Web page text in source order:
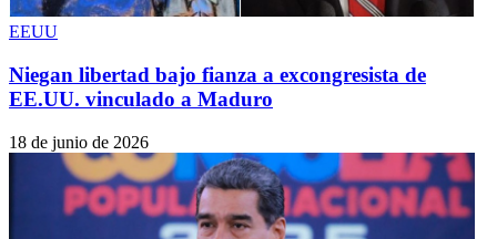
EEUU
Niegan libertad bajo fianza a excongresista de
EE.UU. vinculado a Maduro
18 de junio de 2026